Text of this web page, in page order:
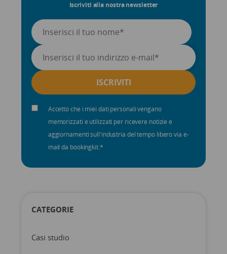
Iscriviti alla nostra newsletter
Accetto che i miei dati personali vengano
memorizzati e utilizzati per ricevere notizie e
aggiornamenti sull'industria del tempo libero via e-
mail da bookingkit.*
CATEGORIE
Casi studio